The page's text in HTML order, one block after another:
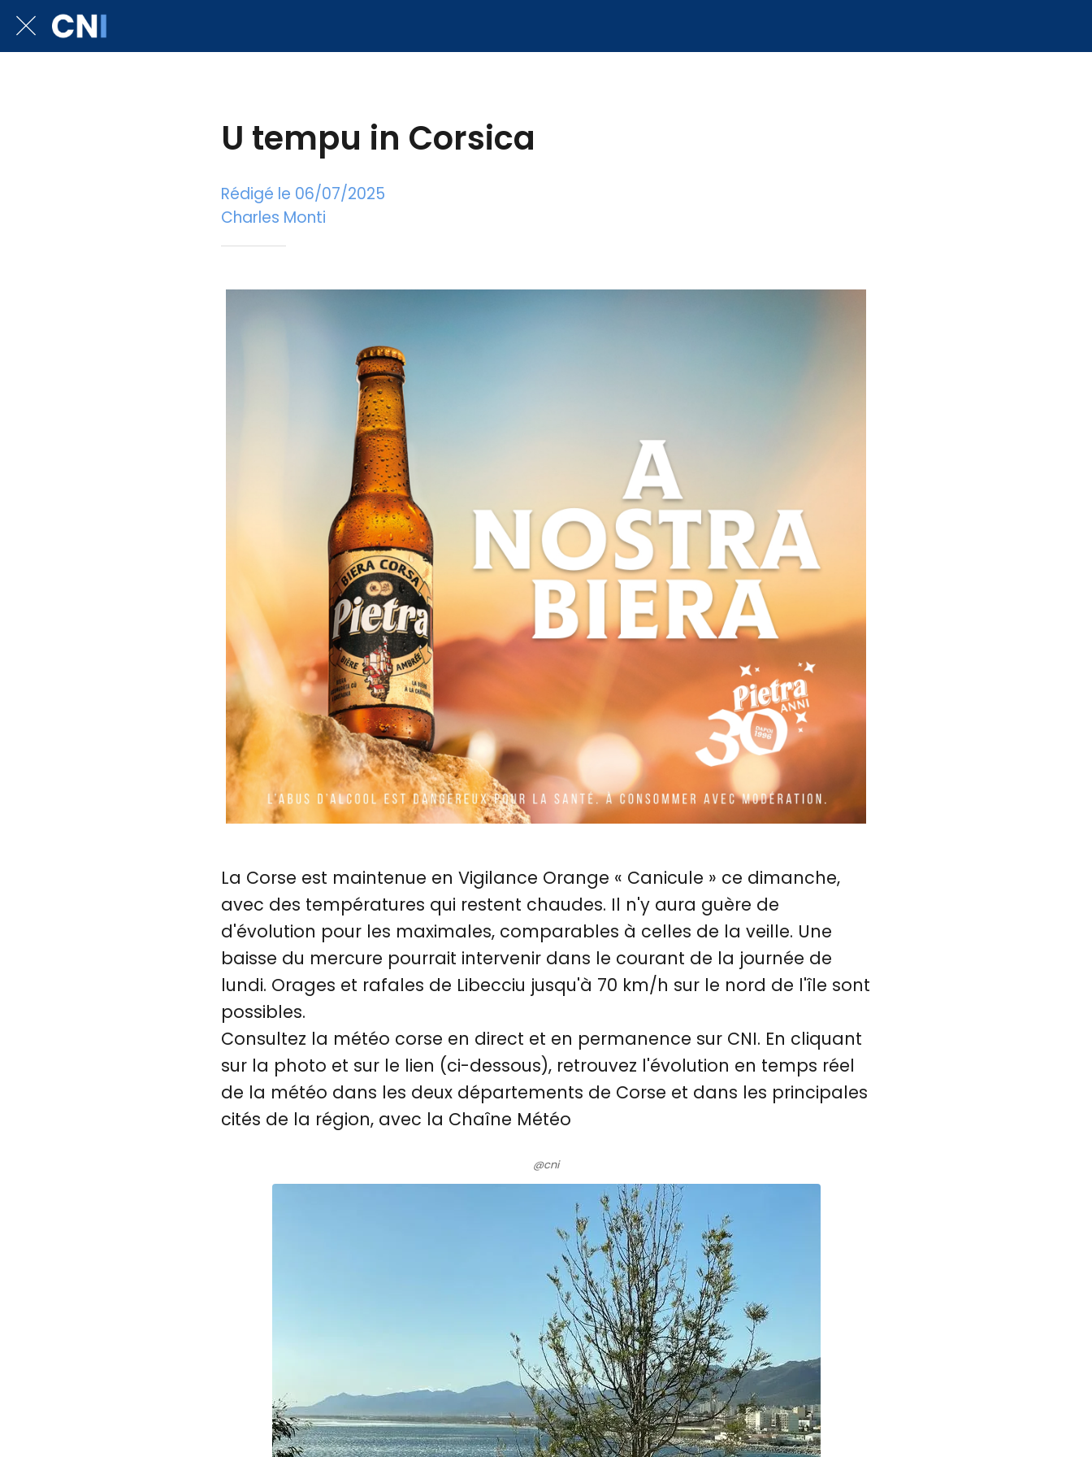
U tempu in Corsica
Rédigé le 06/07/2025
Charles Monti
La Corse est maintenue en Vigilance Orange « Canicule » ce dimanche,
avec des températures qui restent chaudes. Il n'y aura guère de
d'évolution pour les maximales, comparables à celles de la veille. Une
baisse du mercure pourrait intervenir dans le courant de la journée de
lundi. Orages et rafales de Libecciu jusqu'à 70 km/h sur le nord de l'île sont
possibles.
Consultez la météo corse en direct et en permanence sur CNI. En cliquant
sur la photo et sur le lien (ci-dessous), retrouvez l'évolution en temps réel
de la météo dans les deux départements de Corse et dans les principales
cités de la région, avec la Chaîne Météo
@cni